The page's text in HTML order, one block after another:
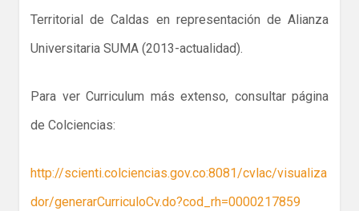
Territorial de Caldas en representación de Alianza
Universitaria SUMA (2013-actualidad).
Para ver Curriculum más extenso, consultar página
de Colciencias:
http://scienti.colciencias.gov.co:8081/cvlac/visualiza
dor/generarCurriculoCv.do?cod_rh=0000217859